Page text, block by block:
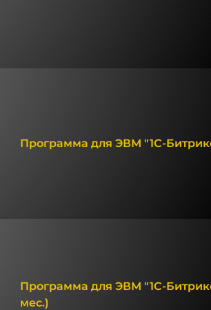
Программа для ЭВМ "1С-
Программа для ЭВМ "1С-
мес.)